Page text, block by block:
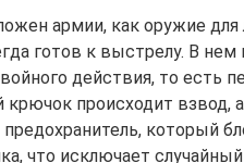
армии, как оружие для
готов к выстрелу. В нем
действия, то есть
происходит взвод,
который
что исключает